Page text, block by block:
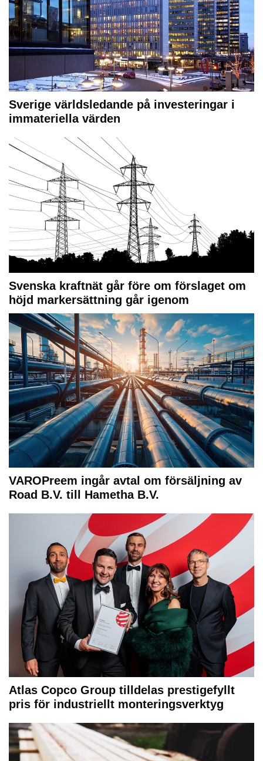
Sverige världsledande på investeringar i
immateriella värden
Svenska kraftnät går före om förslaget om
höjd markersättning går igenom
VAROPreem ingår avtal om försäljning av
Road B.V. till Hametha B.V.
Atlas Copco Group tilldelas prestigefyllt
pris för industriellt monteringsverktyg